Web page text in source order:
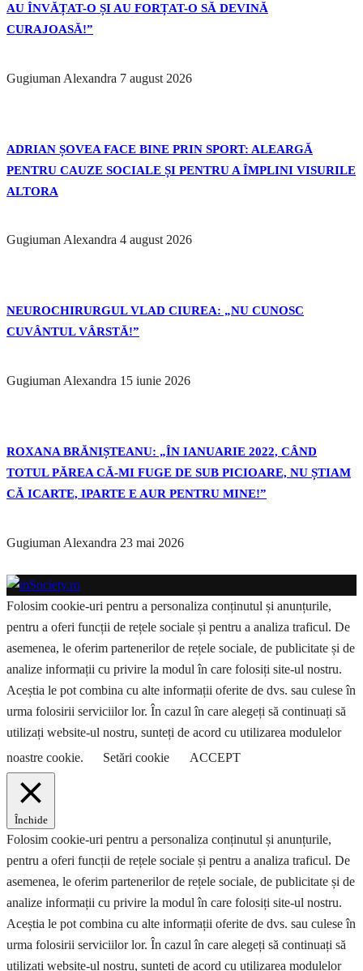
AU ÎNVĂȚAT-O ȘI AU FORȚAT-O SĂ DEVINĂ
CURAJOASĂ!”
Gugiuman Alexandra 7 august 2026
ADRIAN ȘOVEA FACE BINE PRIN SPORT: ALEARGĂ
PENTRU CAUZE SOCIALE ȘI PENTRU A ÎMPLINI VISURILE
ALTORA
Gugiuman Alexandra 4 august 2026
NEUROCHIRURGUL VLAD CIUREA: „NU CUNOSC
CUVÂNTUL VÂRSTĂ!”
Gugiuman Alexandra 15 iunie 2026
ROXANA BRĂNIȘTEANU: „ÎN IANUARIE 2022, CÂND
TOTUL PĂREA CĂ-MI FUGE DE SUB PICIOARE, NU ȘTIAM
CĂ ICARTE, IPARTE E AUR PENTRU MINE!”
Gugiuman Alexandra 23 mai 2026
Folosim cookie-uri pentru a personaliza conținutul și anunțurile,
pentru a oferi funcții de rețele sociale și pentru a analiza traficul. De
asemenea, le oferim partenerilor de rețele sociale, de publicitate și de
analize informații cu privire la modul în care folosiți site-ul nostru.
Aceștia le pot combina cu alte informații oferite de dvs. sau culese în
urma folosirii serviciilor lor. În cazul în care alegeți să continuați să
utilizați website-ul nostru, sunteți de acord cu utilizarea modulelor
noastre cookie.
Setări cookie ACCEPT
Închide
Folosim cookie-uri pentru a personaliza conținutul și anunțurile,
pentru a oferi funcții de rețele sociale și pentru a analiza traficul. De
asemenea, le oferim partenerilor de rețele sociale, de publicitate și de
analize informații cu privire la modul în care folosiți site-ul nostru.
Aceștia le pot combina cu alte informații oferite de dvs. sau culese în
urma folosirii serviciilor lor. În cazul în care alegeți să continuați să
utilizați website-ul nostru, sunteți de acord cu utilizarea modulelor